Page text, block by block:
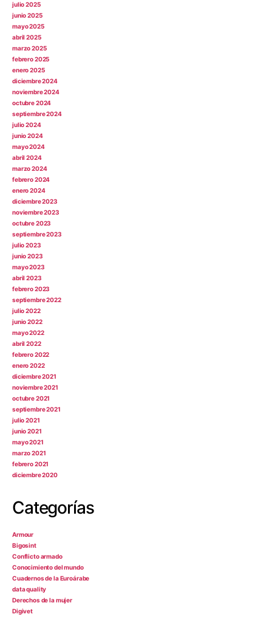
julio 2025
junio 2025
mayo 2025
abril 2025
marzo 2025
febrero 2025
enero 2025
diciembre 2024
noviembre 2024
octubre 2024
septiembre 2024
julio 2024
junio 2024
mayo 2024
abril 2024
marzo 2024
febrero 2024
enero 2024
diciembre 2023
noviembre 2023
octubre 2023
septiembre 2023
julio 2023
junio 2023
mayo 2023
abril 2023
febrero 2023
septiembre 2022
julio 2022
junio 2022
mayo 2022
abril 2022
febrero 2022
enero 2022
diciembre 2021
noviembre 2021
octubre 2021
septiembre 2021
julio 2021
junio 2021
mayo 2021
marzo 2021
febrero 2021
diciembre 2020
Categorías
Armour
Bigosint
Conflicto armado
Conocimiento del mundo
Cuadernos de la Euroárabe
data quality
Derechos de la mujer
Digivet